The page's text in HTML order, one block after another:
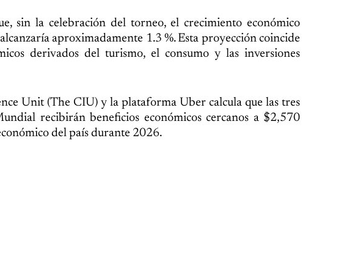
sin la celebración del torneo, el crecimiento económico
aproximadamente 1.3 %. Esta proyección coincide
derivados del turismo, el consumo y las inversiones
Unit (The CIU) y la plataforma Uber calcula que las tres
recibirán beneficios económicos cercanos a $2,570
del país durante 2026.